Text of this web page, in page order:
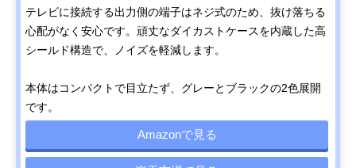
テレビに接続する出力側の端子はネジ式のため、抜け落ちる
心配がなく安心です。頑丈なダイカストケースを内蔵した高
シールド構造で、ノイズを軽減します。
本体はコンパクトで目立たず、グレーとブラックの2色展開
です。
Amazonで見る